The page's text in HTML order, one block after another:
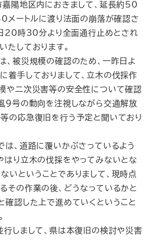
陽地区内におきまして、延長約50
メートルに渡り法面の崩落が確認さ
20時30分より全面通行止めとされ
たしております。
、被災規模の確認のため、一昨日よ
着手しておりまして、立木の伐採作
や二次災害等の安全性について確認
９号の動向を注視しながら交通解放
の応急復旧を行う予定と聞いており
は、道路に覆いかぶさっているよう
はり立木の伐採をやってみないとな
いということでありまして、現時点
その作業の後、どうなっているかと
確認した上で進めていくということ
行しまして、県は本復旧の検討や災害